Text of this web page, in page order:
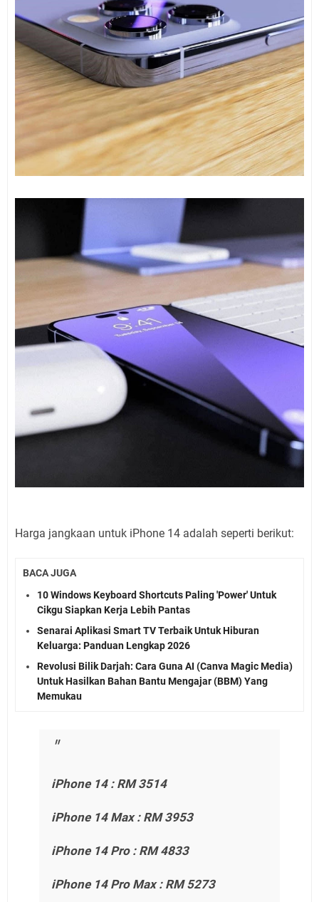
Harga jangkaan untuk iPhone 14 adalah seperti berikut:
BACA JUGA
10 Windows Keyboard Shortcuts Paling 'Power' Untuk
Cikgu Siapkan Kerja Lebih Pantas
Senarai Aplikasi Smart TV Terbaik Untuk Hiburan
Keluarga: Panduan Lengkap 2026
Revolusi Bilik Darjah: Cara Guna AI (Canva Magic Media)
Untuk Hasilkan Bahan Bantu Mengajar (BBM) Yang
Memukau
iPhone 14 : RM 3514
iPhone 14 Max : RM 3953
iPhone 14 Pro : RM 4833
iPhone 14 Pro Max : RM 5273